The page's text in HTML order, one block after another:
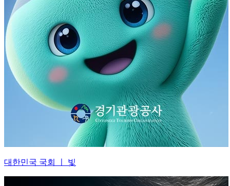
대한민국 국회 ㅣ 빛